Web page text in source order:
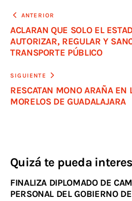
ANTERIOR
ACLARAN QUE SOLO EL
AUTORIZAR, REGULAR Y
TRANSPORTE PÚBLICO
SIGUIENTE
RESCATAN MONO ARAÑA EN
MORELOS DE GUADALAJARA
Quizá te pueda
FINALIZA DIPLOMADO DE
PERSONAL DEL GOBIERNO